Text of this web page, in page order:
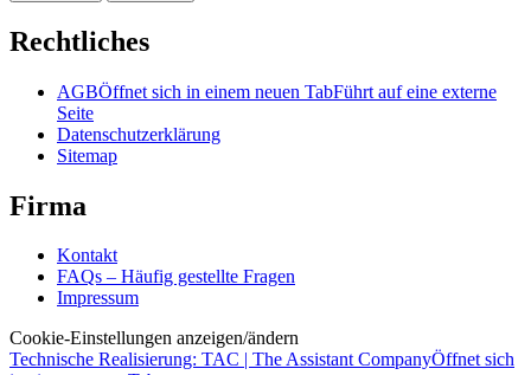
Rechtliches
AGBÖffnet sich in einem neuen TabFührt auf eine externe
Seite
Datenschutzerklärung
Sitemap
Firma
Kontakt
FAQs – Häufig gestellte Fragen
Impressum
Cookie-Einstellungen anzeigen/ändern
Technische Realisierung: TAC | The Assistant CompanyÖffnet sich